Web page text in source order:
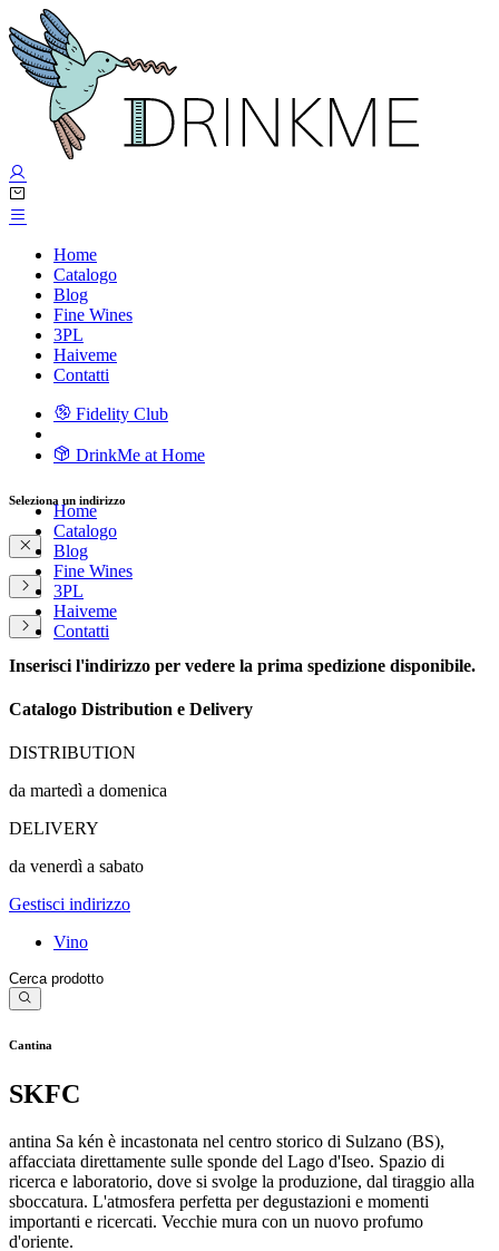
Home
Catalogo
Blog
Fine Wines
3PL
Haiveme
Contatti
Fidelity Club
DrinkMe at Home
Home
Catalogo
Blog
Fine Wines
3PL
Haiveme
Contatti
Seleziona un indirizzo
Inserisci l'indirizzo per vedere la prima spedizione disponibile.
Catalogo Distribution e Delivery
DISTRIBUTION
da martedì a domenica
DELIVERY
da venerdì a sabato
Gestisci indirizzo
Vino
Cantina
SKFC
antina Sa kén è incastonata nel centro storico di Sulzano (BS),
affacciata direttamente sulle sponde del Lago d'Iseo. Spazio di
ricerca e laboratorio, dove si svolge la produzione, dal tiraggio alla
sboccatura. L'atmosfera perfetta per degustazioni e momenti
importanti e ricercati. Vecchie mura con un nuovo profumo
d'oriente.